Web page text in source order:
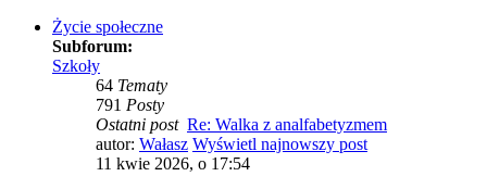
Życie społeczne
Subforum:
Szkoły
64 Tematy
791 Posty
Ostatni post Re: Walka z analfabetyzmem
autor: Wałasz Wyświetl najnowszy post
11 kwie 2026, o 17:54